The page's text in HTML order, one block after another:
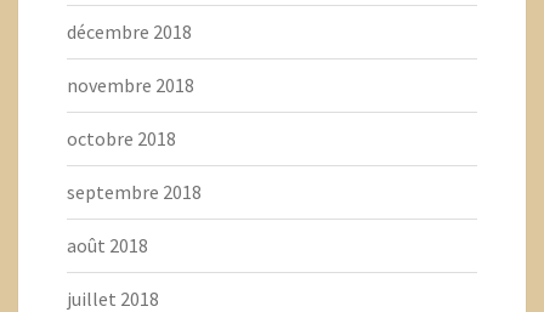
décembre 2018
novembre 2018
octobre 2018
septembre 2018
août 2018
juillet 2018